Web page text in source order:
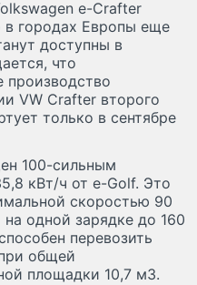
e-Crafter
в городах Европы еще
доступны в
что
производство
VW Crafter второго
только в сентябре
100-сильным
кВт/ч от e-Golf. Это
скоростью 90
одной зарядке до 160
перевозить
общей
площадки 10,7 м3.